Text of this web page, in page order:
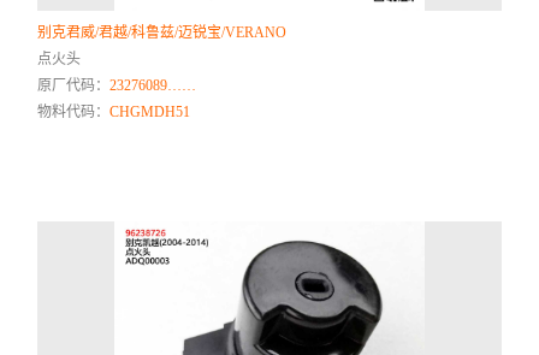
别克君威/君越/科鲁兹/迈锐宝/VERANO
点火头
原厂代码：23276089……
物料代码：CHGMDH51